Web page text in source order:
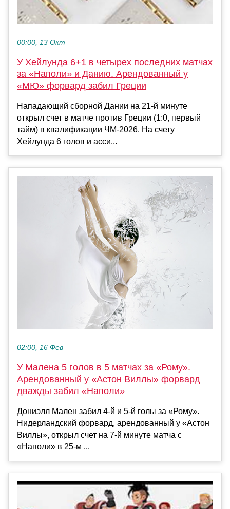
00:00, 13 Окт
У Хейлунда 6+1 в четырех последних матчах
за «Наполи» и Данию. Арендованный у
«МЮ» форвард забил Греции
Нападающий сборной Дании на 21-й минуте
открыл счет в матче против Греции (1:0, первый
тайм) в квалификации ЧМ-2026. На счету
Хейлунда 6 голов и асси...
02:00, 16 Фев
У Малена 5 голов в 5 матчах за «Рому».
Арендованный у «Астон Виллы» форвард
дважды забил «Наполи»
Дониэлл Мален забил 4-й и 5-й голы за «Рому».
Нидерландский форвард, арендованный у «Астон
Виллы», открыл счет на 7-й минуте матча с
«Наполи» в 25-м ...